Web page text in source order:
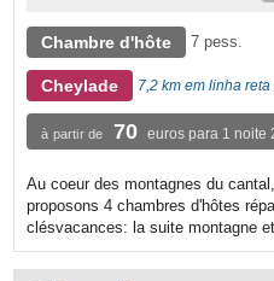
Chambre d'hôte 7 pess.
Cheylade 7,2 km em linha
à partir de 70 euros para 1 noite
Au coeur des montagnes du
proposons 4 chambres d'hôtes
clésvacances: la suite montagne